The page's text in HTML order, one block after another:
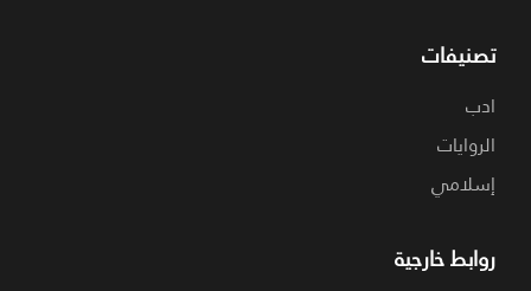
تصنيفات
ادب
الروايات
إسلامي
روابط خارجية